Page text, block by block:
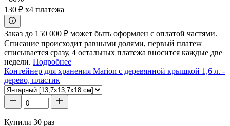
130 ₽ x4 платежа
Заказ до 150 000 ₽ может быть оформлен с оплатой частями.
Списание происходит равными долями, первый платеж
списывается сразу, 4 остальных платежа вносится каждые две
недели. Подробнее
Контейнер для хранения Marion с деревянной крышкой 1,6 л. -
дерево, пластик
Купили 30 раз